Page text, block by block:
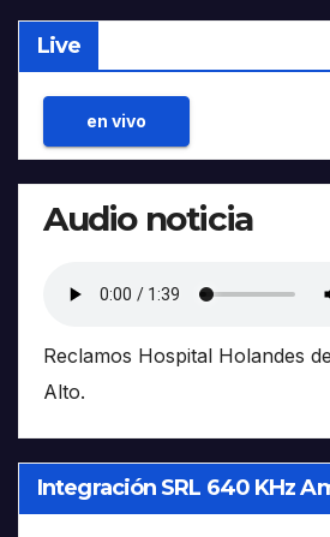
Live
en vivo
Audio noticia
Reclamos Hospital Holandes
Alto.
Integración SRL 640 KHz